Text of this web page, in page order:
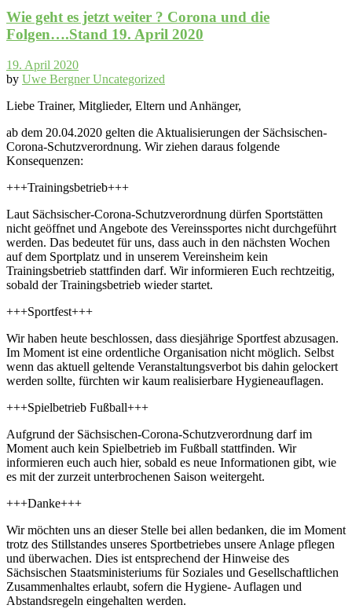
Wie geht es jetzt weiter ? Corona und die
Folgen….Stand 19. April 2020
19. April 2020
by Uwe BergnerUncategorized
Liebe Trainer, Mitglieder, Eltern und Anhänger,
ab dem 20.04.2020 gelten die Aktualisierungen der Sächsischen-
Corona-Schutzverordnung. Wir ziehen daraus folgende
Konsequenzen:
+++Trainingsbetrieb+++
Laut Sächsischer-Corona-Schutzverordnung dürfen Sportstätten
nicht geöffnet und Angebote des Vereinssportes nicht durchgeführt
werden. Das bedeutet für uns, dass auch in den nächsten Wochen
auf dem Sportplatz und in unserem Vereinsheim kein
Trainingsbetrieb stattfinden darf. Wir informieren Euch rechtzeitig,
sobald der Trainingsbetrieb wieder startet.
+++Sportfest+++
Wir haben heute beschlossen, dass diesjährige Sportfest abzusagen.
Im Moment ist eine ordentliche Organisation nicht möglich. Selbst
wenn das aktuell geltende Veranstaltungsverbot bis dahin gelockert
werden sollte, fürchten wir kaum realisierbare Hygieneauflagen.
+++Spielbetrieb Fußball+++
Aufgrund der Sächsischen-Corona-Schutzverordnung darf im
Moment auch kein Spielbetrieb im Fußball stattfinden. Wir
informieren euch auch hier, sobald es neue Informationen gibt, wie
es mit der zurzeit unterbrochenen Saison weitergeht.
+++Danke+++
Wir möchten uns an dieser Stelle bei allen bedanken, die im Moment
trotz des Stillstandes unseres Sportbetriebes unsere Anlage pflegen
und überwachen. Dies ist entsprechend der Hinweise des
Sächsischen Staatsministeriums für Soziales und Gesellschaftlichen
Zusammenhaltes erlaubt, sofern die Hygiene- Auflagen und
Abstandsregeln eingehalten werden.